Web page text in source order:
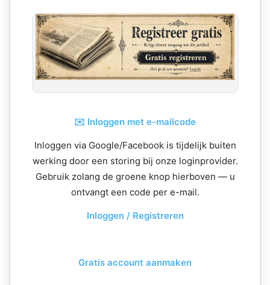
✉️ Inloggen met e-mailcode
Inloggen via Google/Facebook is tijdelijk buiten
werking door een storing bij onze loginprovider.
Gebruik zolang de groene knop hierboven — u
ontvangt een code per e-mail.
Inloggen / Registreren
Gratis account aanmaken